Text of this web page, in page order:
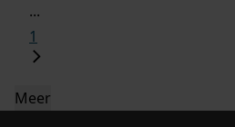
...
1
Meer